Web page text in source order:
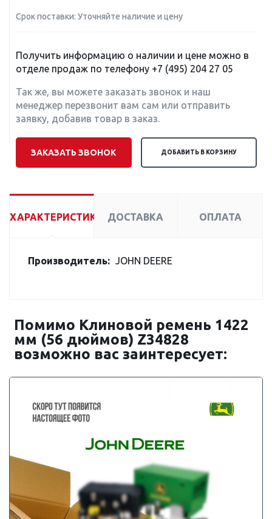
Срок поставки: Уточняйте наличие и цену
Получить информацию о наличии и цене можно в
отделе продаж по телефону +7 (495) 204 27 05
Так же, вы можете заказать звонок и наш
менеджер перезвонит вам сам или отправить
заявку, добавив товар в заказ.
ЗАКАЗАТЬ ЗВОНОК ДОБАВИТЬ В КОРЗИНУ
ХАРАКТЕРИСТИКИ ДОСТАВКА ОПЛАТА
Производитель: JOHN DEERE
Помимо Клиновой ремень 1422
мм (56 дюймов) Z34828
возможно вас заинтересует: